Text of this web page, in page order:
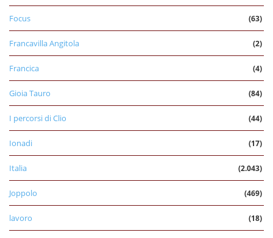
Focus (63)
Francavilla Angitola (2)
Francica (4)
Gioia Tauro (84)
I percorsi di Clio (44)
Ionadi (17)
Italia (2.043)
Joppolo (469)
lavoro (18)